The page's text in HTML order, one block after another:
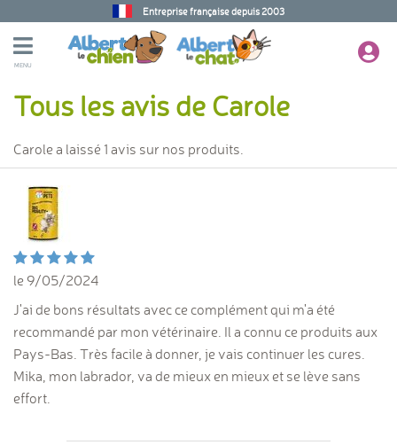
Entreprise française depuis 2003
MENU
Tous les avis de Carole
Carole a laissé 1 avis sur nos produits.
le 9/05/2024
J'ai de bons résultats avec ce complément qui m'a été
recommandé par mon vétérinaire. Il a connu ce produits aux
Pays-Bas. Très facile à donner, je vais continuer les cures.
Mika, mon labrador, va de mieux en mieux et se lève sans
effort.